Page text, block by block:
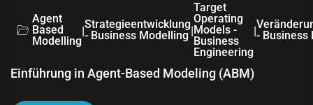
Agent
Based
Modelling
|Strategieentwicklung
- Business Modelling |
Target
Operating
Models -
Business
Engineering
|- Business
Einführung in Agent-Based Modeling (ABM)